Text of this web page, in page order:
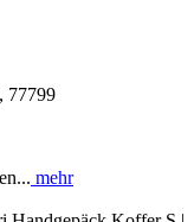
77799
mehr